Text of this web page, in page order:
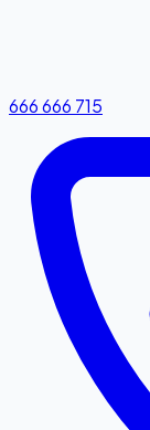
666 666 715